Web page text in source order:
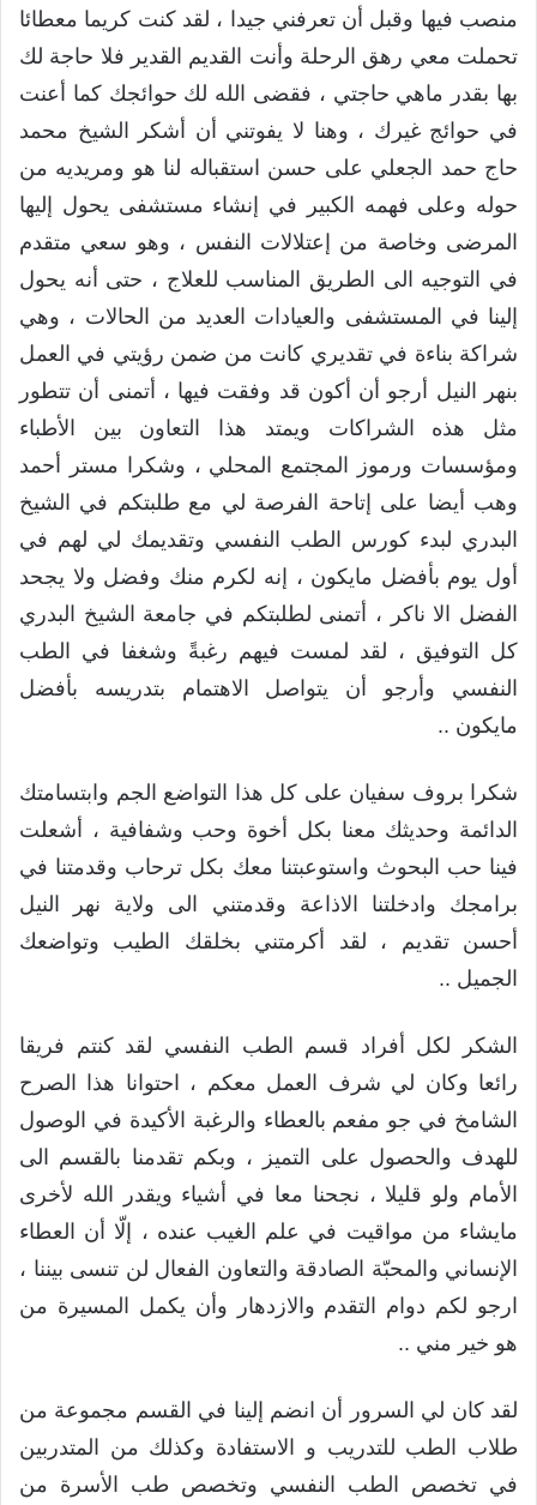
منصب فيها وقبل أن تعرفني جيدا ، لقد كنت كريما معطائا
تحملت معي رهق الرحلة وأنت القديم القدير فلا حاجة لك
بها بقدر ماهي حاجتي ، فقضى الله لك حوائجك كما أعنت
في حوائج غيرك ، وهنا لا يفوتني أن أشكر الشيخ محمد
حاج حمد الجعلي على حسن استقباله لنا هو ومريديه من
حوله وعلى فهمه الكبير في إنشاء مستشفى يحول إليها
المرضى وخاصة من إعتلالات النفس ، وهو سعي متقدم
في التوجيه الى الطريق المناسب للعلاج ، حتى أنه يحول
إلينا في المستشفى والعيادات العديد من الحالات ، وهي
شراكة بناءة في تقديري كانت من ضمن رؤيتي في العمل
بنهر النيل أرجو أن أكون قد وفقت فيها ، أتمنى أن تتطور
مثل هذه الشراكات ويمتد هذا التعاون بين الأطباء
ومؤسسات ورموز المجتمع المحلي ، وشكرا مستر أحمد
وهب أيضا على إتاحة الفرصة لي مع طلبتكم في الشيخ
البدري لبدء كورس الطب النفسي وتقديمك لي لهم في
أول يوم بأفضل مايكون ، إنه لكرم منك وفضل ولا يجحد
الفضل الا ناكر ، أتمنى لطلبتكم في جامعة الشيخ البدري
كل التوفيق ، لقد لمست فيهم رغبةً وشغفا في الطب
النفسي وأرجو أن يتواصل الاهتمام بتدريسه بأفضل
مايكون ..
شكرا بروف سفيان على كل هذا التواضع الجم وابتسامتك
الدائمة وحديثك معنا بكل أخوة وحب وشفافية ، أشعلت
فينا حب البحوث واستوعبتنا معك بكل ترحاب وقدمتنا في
برامجك وادخلتنا الاذاعة وقدمتني الى ولاية نهر النيل
أحسن تقديم ، لقد أكرمتني بخلقك الطيب وتواضعك
الجميل ..
الشكر لكل أفراد قسم الطب النفسي لقد كنتم فريقا
رائعا وكان لي شرف العمل معكم ، احتوانا هذا الصرح
الشامخ في جو مفعم بالعطاء والرغبة الأكيدة في الوصول
للهدف والحصول على التميز ، وبكم تقدمنا بالقسم الى
الأمام ولو قليلا ، نجحنا معا في أشياء ويقدر الله لأخرى
مايشاء من مواقيت في علم الغيب عنده ، إلّا أن العطاء
الإنساني والمحبّة الصادقة والتعاون الفعال لن تنسى بيننا ،
ارجو لكم دوام التقدم والازدهار وأن يكمل المسيرة من
هو خير مني ..
لقد كان لي السرور أن انضم إلينا في القسم مجموعة من
طلاب الطب للتدريب و الاستفادة وكذلك من المتدربين
في تخصص الطب النفسي وتخصص طب الأسرة من